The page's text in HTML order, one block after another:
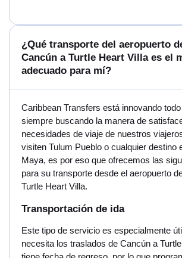
¿Qué transporte del aeropuerto
Cancún a Turtle Heart Villa es el
adecuado para mí?
Caribbean Transfers está innovando
siempre buscando la manera de
necesidades de viaje de nuestros
visiten Tulum Pueblo o cualquier destino
Maya, es por eso que ofrecemos las
para su transporte desde el aeropuerto
Turtle Heart Villa.
Transportación de ida
Este tipo de servicio es especialmente
necesita los traslados de Cancún a